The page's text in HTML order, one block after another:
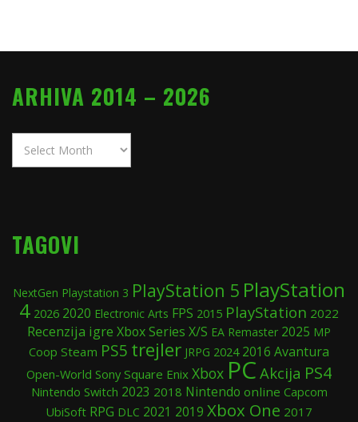
ARHIVA 2014 – 2026
2014
TAGOVI
NextGen Playstation 3 PlayStation 5 PlayStation
4 2026 2020 Electronic Arts FPS 2015 PlayStation 2022
Recenzija igre Xbox Series X/S EA Remaster 2025 MP
Coop Steam PS5 trejler JRPG 2024 2016 Avantura
Open-World Sony Square Enix Xbox PC Akcija PS4
Nintendo Switch 2023 2018 Nintendo online Capcom
UbiSoft RPG DLC 2021 2019 Xbox One 2017